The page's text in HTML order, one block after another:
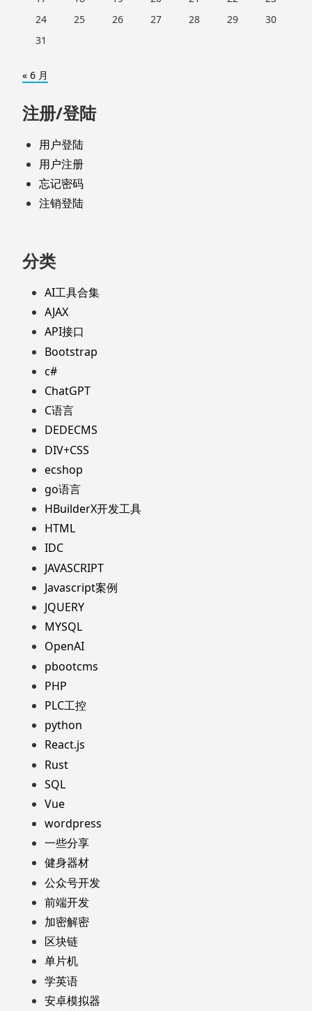
24
25 26 27 28 29
30
31
« 6 月
注册/登陆
用户登陆
用户注册
忘记密码
注销登陆
分类
AI工具合集
AJAX
API接口
Bootstrap
c#
ChatGPT
C语言
DEDECMS
DIV+CSS
ecshop
go语言
HBuilderX开发工具
HTML
IDC
JAVASCRIPT
Javascript案例
JQUERY
MYSQL
OpenAI
pbootcms
PHP
PLC工控
python
React.js
Rust
SQL
Vue
wordpress
一些分享
健身器材
公众号开发
前端开发
加密解密
区块链
单片机
学英语
安卓模拟器